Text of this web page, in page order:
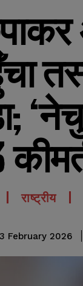
राष्ट्रीय
February 2026